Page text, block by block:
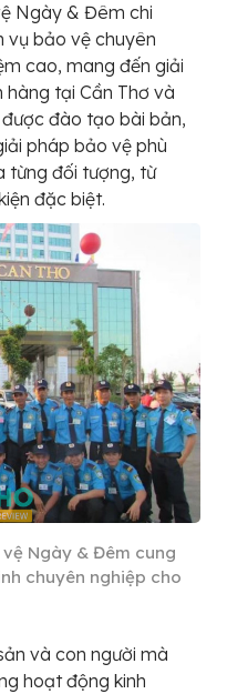
Ngày & Đêm chi
vụ bảo vệ chuyên
cao, mang đến giải
hàng tại Cần Thơ và
đào tạo bài bản,
pháp bảo vệ phù
từng đối tượng, từ
đặc biệt.
Ngày & Đêm cung
chuyên nghiệp cho
và con người mà
hoạt động kinh